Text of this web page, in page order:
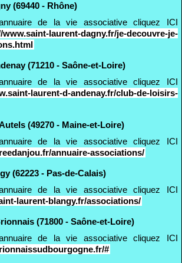
(69440 - Rhône)
de la vie associative cliquez ICI
www.saint-laurent-dagny.fr/je-decouvre-je-
(71210 - Saône-et-Loire)
de la vie associative cliquez ICI
laurent-d-andenay.fr/club-de-loisirs-
(49270 - Maine-et-Loire)
de la vie associative cliquez ICI
annuaire-associations/
(62223 - Pas-de-Calais)
de la vie associative cliquez ICI
laurent-blangy.fr/associations/
(71800 - Saône-et-Loire)
de la vie associative cliquez ICI
#